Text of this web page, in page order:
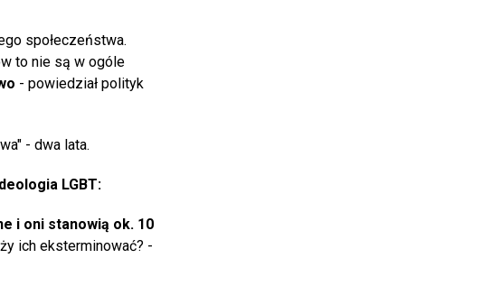
społeczeństwa.
to nie są w ogóle
- powiedział polityk
- dwa lata.
LGBT:
i oni stanowią ok. 10
ich eksterminować? -